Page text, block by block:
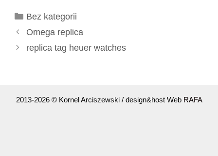
Kategorie
Bez kategorii
Omega replica
replica tag heuer watches
2013-2026 © Kornel Arciszewski / design&host Web RAFA